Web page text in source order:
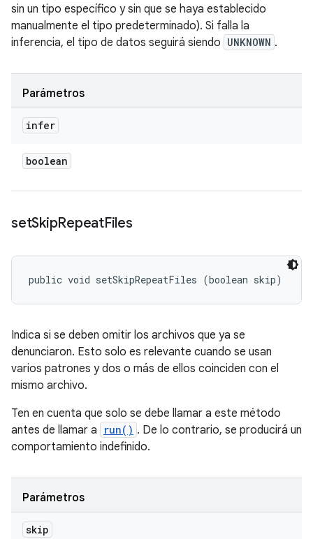
sin un tipo específico y sin que se haya establecido
manualmente el tipo predeterminado). Si falla la
inferencia, el tipo de datos seguirá siendo UNKNOWN .
Parámetros
infer
boolean
setSkipRepeatFiles
public void setSkipRepeatFiles (boolean skip)
Indica si se deben omitir los archivos que ya se
denunciaron. Esto solo es relevante cuando se usan
varios patrones y dos o más de ellos coinciden con el
mismo archivo.
Ten en cuenta que solo se debe llamar a este método
antes de llamar a
run() . De lo contrario, se producirá un
comportamiento indefinido.
Parámetros
skip